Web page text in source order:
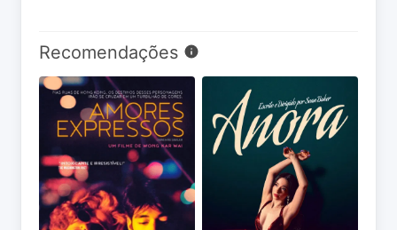
Recomendações